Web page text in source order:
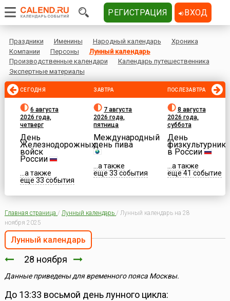
Праздники Именины Народный календарь
Хроника
Компании
Персоны
Лунный календарь
Производственные календари
Календарь путешественника
Экспертные материалы
СЕГОДНЯ
6 августа
2026 года,
четверг
День
Железнодорожных
войск
России
...а также
еще 33 события
ЗАВТРА
7 августа
2026 года,
пятница
Международный
день пива
...а также
еще 33 события
ПОСЛЕЗАВТРА
8 августа
2026 года,
суббота
День
физкультурника
в России
...а также
еще 41 событие
Главная страница / Лунный календарь / Лунный календарь на 28
ноября 2025
Лунный календарь
28 ноября
Данные приведены для временного пояса Москвы.
До 13:33 восьмой день лунного цикла:
РЕГИСТРАЦИЯ ВХОД